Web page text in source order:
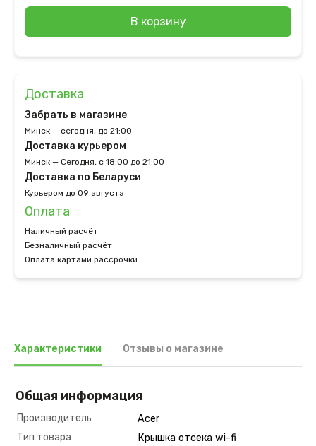
В корзину
Доставка
Забрать в магазине
Минск — сегодня, до 21:00
Доставка курьером
Минск — Сегодня, с 18:00 до 21:00
Доставка по Беларуси
Курьером до 09 августа
Оплата
Наличный расчёт
Безналичный расчёт
Оплата картами рассрочки
Характеристики Отзывы о магазине
Общая информация
Производитель
Acer
Тип товара
Крышка отсека wi-fi